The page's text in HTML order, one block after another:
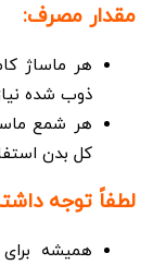
مقدار مصرف:
ذوب شده
کل بدن
لطفاً توجه
همیشه برای